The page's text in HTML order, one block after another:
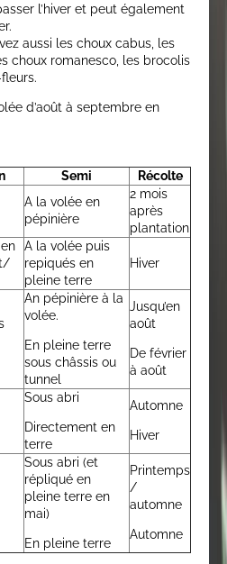
l’hiver et peut également
aussi les choux cabus, les
choux romanesco, les brocolis
d’août à septembre en
Semi
Récolte
A la volée en
pépinière
2 mois
après
plantation
A la volée puis
repiqués en
pleine terre
Hiver
An pépinière à la
volée.
En pleine terre
sous châssis ou
tunnel
Jusqu’en
août
De février
à août
Sous abri
Directement en
terre
Automne
Hiver
Sous abri (et
répliqué en
pleine terre en
mai)
En pleine terre
Printemps
/
automne
Automne